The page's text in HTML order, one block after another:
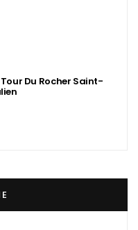
Tour Du Rocher Saint-